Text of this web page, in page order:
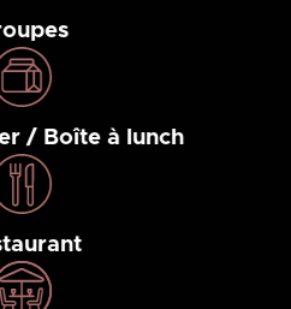
/ Boîte à lunch